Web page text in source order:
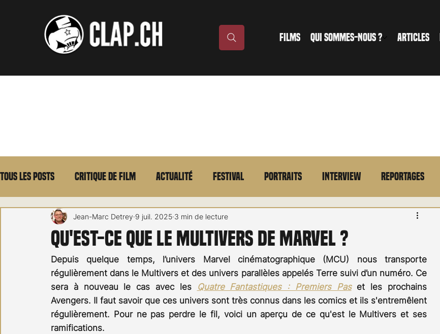
FILMS QUI SOMMES-NOUS ? ARTICLES
Tous les posts Critique de film Actualité Festival Portraits Interview Reportages
Max Borg Laurent Scherlen Memento En bref
Carnet noir Open Air Série TV Stéfanie Rossier Streaming Stefanie Rossier Culture
Qu'est-ce que le Multivers de MARVEL ?
Jean-Marc Detrey 9 juil. 2025 3 min de lecture
Depuis quelque temps, l’univers Marvel cinématographique (MCU) nous transporte
régulièrement dans le Multivers et des univers parallèles appelés Terre suivi d’un numéro. Ce
sera à nouveau le cas avec les
Quatre Fantastiques : Premiers Pas et les prochains
Avengers. Il faut savoir que ces univers sont très connus dans les comics et ils s'entremêlent
régulièrement. Pour ne pas perdre le fil, voici un aperçu de ce qu'est le Multivers et ses
ramifications.